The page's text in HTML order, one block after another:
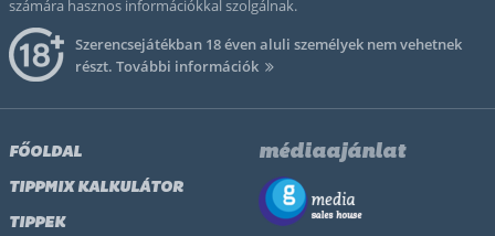
számára hasznos információkkal szolgálnak.
Szerencsejátékban 18 éven aluli személyek nem vehetnek
részt. További információk
FŐOLDAL
TIPPMIX KALKULÁTOR
TIPPEK
médiaajánlat